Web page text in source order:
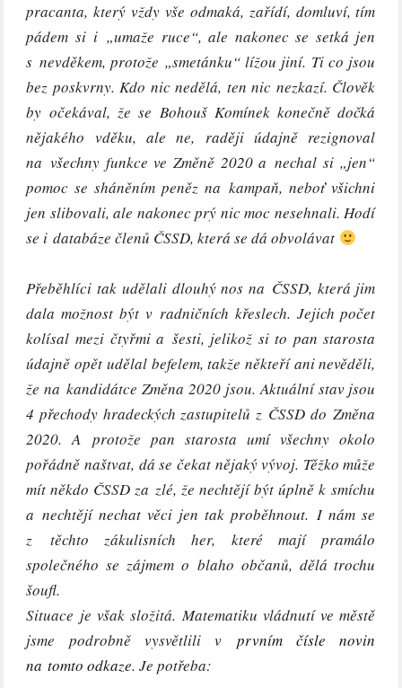
pracanta, který vždy vše odmaká, zařídí, domluví, tím
pádem si i „umaže ruce“, ale nakonec se setká jen
s nevděkem, protože „smetánku“ lížou jiní. Ti co jsou
bez poskvrny. Kdo nic nedělá, ten nic nezkazí. Člověk
by očekával, že se Bohouš Komínek konečně dočká
nějakého vděku, ale ne, raději údajně rezignoval
na všechny funkce ve Změně 2020 a nechal si „jen“
pomoc se sháněním peněz na kampaň, neboť všichni
jen slibovali, ale nakonec prý nic moc nesehnali. Hodí
se i databáze členů ČSSD, která se dá obvolávat
Přeběhlíci tak udělali dlouhý nos na ČSSD, která jim
dala možnost být v radničních křeslech. Jejich počet
kolísal mezi čtyřmi a šesti, jelikož si to pan starosta
údajně opět udělal befelem, takže někteří ani nevěděli,
že na kandidátce Změna 2020 jsou. Aktuální stav jsou
4 přechody hradeckých zastupitelů z ČSSD do Změna
2020. A protože pan starosta umí všechny okolo
pořádně naštvat, dá se čekat nějaký vývoj. Těžko může
mít někdo ČSSD za zlé, že nechtějí být úplně k smíchu
a nechtějí nechat věci jen tak proběhnout.I nám se
z těchto zákulisních her, které mají pramálo
společného se zájmem o blaho občanů, dělá trochu
šoufl.
Situace je však složitá. Matematiku vládnutí ve městě
jsme podrobně vysvětlili vprvním čísle novin
na tomto odkaze. Je potřeba: